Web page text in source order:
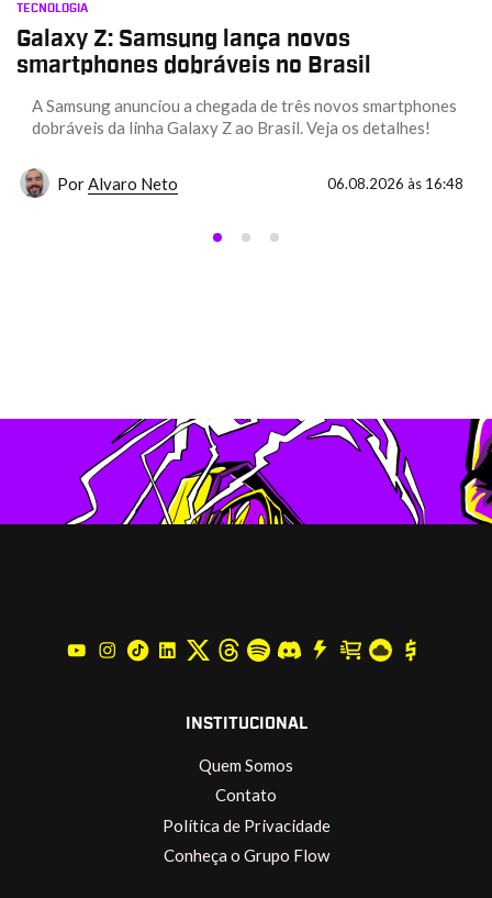
TECNOLOGIA
Galaxy Z: Samsung lança novos
smartphones dobráveis no Brasil
A Samsung anunciou a chegada de três novos smartphones
dobráveis da linha Galaxy Z ao Brasil. Veja os detalhes!
PorAlvaro Neto 06.08.2026 às 16:48
INSTITUCIONAL
Quem Somos
Contato
Política de Privacidade
Conheça o Grupo Flow